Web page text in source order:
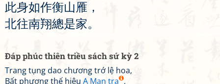
此身如作衡山雁 ，
北往南翔總是家。
Đáp phúc thiên triều sách sứ kỳ 2
Trang tụng dao chương trớ lệ hoa,
Bất phương thế hiệu A Man tra .